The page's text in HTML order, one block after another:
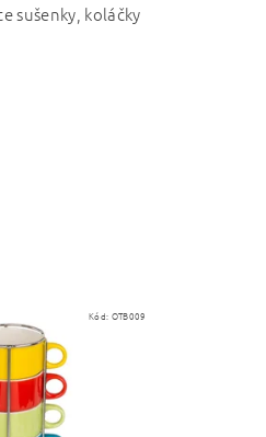
sušenky, koláčky
Kód: OTB009